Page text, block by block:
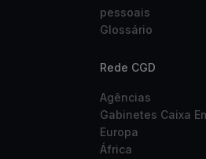
pessoais
Glossário
Rede CGD
Agências
Gabinetes Caixa
Europa
África